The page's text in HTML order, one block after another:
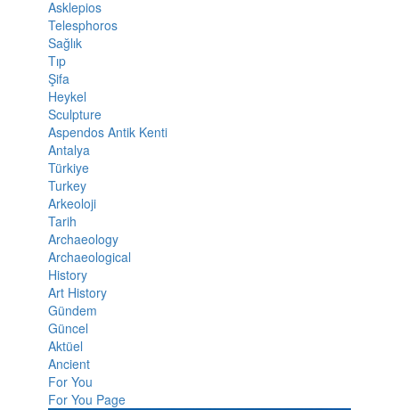
Asklepios
Telesphoros
Sağlık
Tıp
Şifa
Heykel
Sculpture
Aspendos Antik Kenti
Antalya
Türkiye
Turkey
Arkeoloji
Tarih
Archaeology
Archaeological
History
Art History
Gündem
Güncel
Aktüel
Ancient
For You
For You Page